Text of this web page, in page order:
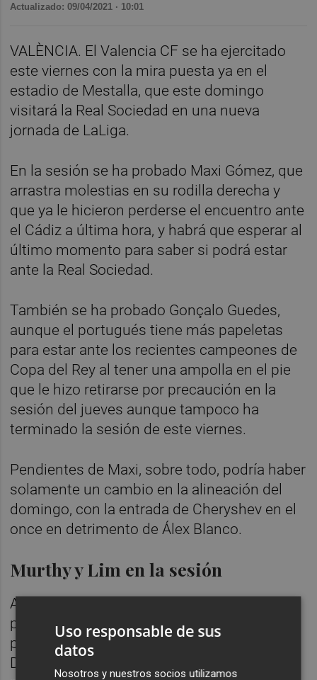
Actualizado: 09/04/2021 · 10:01
VALÈNCIA. El Valencia CF se ha ejercitado
este viernes con la mira puesta ya en el
estadio de Mestalla, que este domingo
visitará la Real Sociedad en una nueva
jornada de LaLiga.
En la sesión se ha probado Maxi Gómez, que
arrastra molestias en su rodilla derecha y
que ya le hicieron perderse el encuentro ante
el Cádiz a última hora, y habrá que esperar al
último momento para saber si podrá estar
ante la Real Sociedad.
También se ha probado Gonçalo Guedes,
aunque el portugués tiene más papeletas
para estar ante los recientes campeones de
Copa del Rey al tener una ampolla en el pie
que le hizo retirarse por precaución en la
sesión del jueves aunque tampoco ha
terminado la sesión de este viernes.
Pendientes de Maxi, sobre todo, podría haber
solamente un cambio en la alineación del
domingo, con la entrada de Cheryshev en el
once en detrimento de Álex Blanco.
Murthy y Lim en la sesión
Anil Murthy y Joey Lim han estado
presenciando la sesión, que viene marcada
por la resolución de LaLiga al 'Caso
Diakhaby', dónde no se han encontrado las
Uso responsable de sus
datos
Nosotros y nuestros socios utilizamos